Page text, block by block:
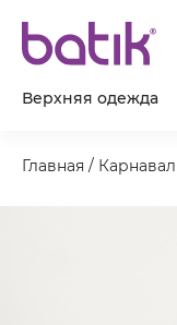
Верхняя одежда
Главная /